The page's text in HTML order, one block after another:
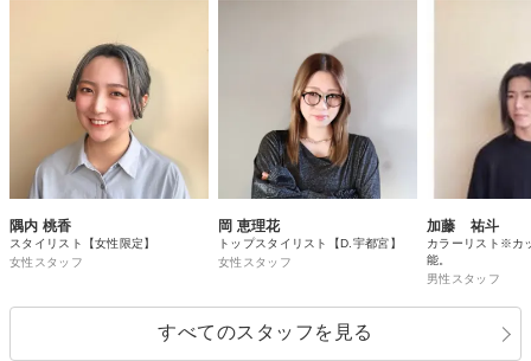
隅内 桃香
スタイリスト【女性限定】
女性スタッフ
岡 恵理花
トップスタイリスト【D.宇都宮】
女性スタッフ
加藤 祐斗
カラーリスト※カ
能。
男性スタッフ
すべてのスタッフを見る